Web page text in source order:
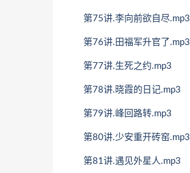
第75讲.李向前欲自尽.mp3
第76讲.田福军升官了.mp3
第77讲.生死之约.mp3
第78讲.晓霞的日记.mp3
第79讲.峰回路转.mp3
第80讲.少安重开砖窑.mp3
第81讲.遇见外星人.mp3